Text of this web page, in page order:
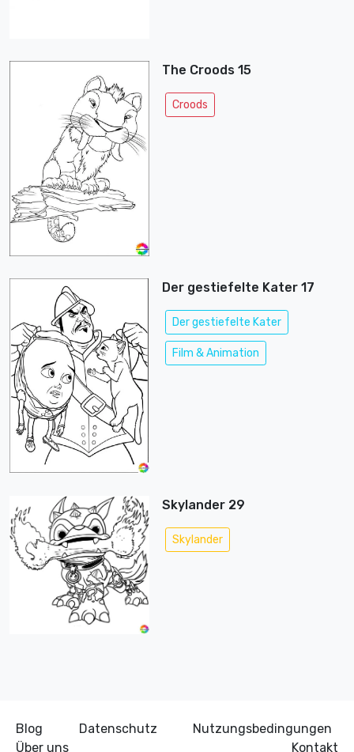
The Croods 15
Croods
Der gestiefelte Kater 17
Der gestiefelte Kater
Film & Animation
Skylander 29
Skylander
Blog Datenschutz
Nutzungsbedingungen
Über uns
Kontakt